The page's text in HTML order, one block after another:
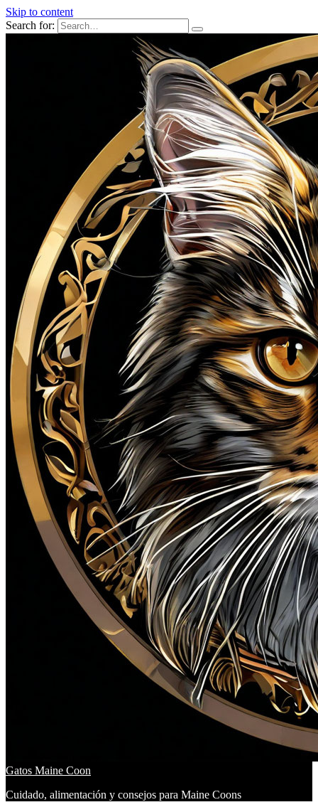
Skip to content
Search for:
Gatos Maine Coon
Cuidado, alimentación y consejos para Maine Coons